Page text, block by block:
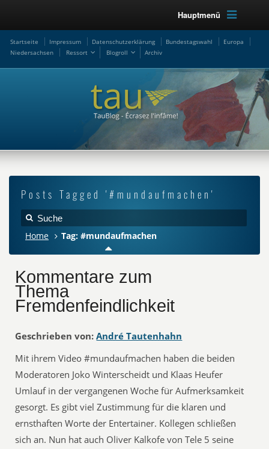
Hauptmenü
Startseite Impressum Datenschutzerklärung Bundestagswahl
Europa
Niedersachsen
Ressort Blogroll Archiv
Posts Tagged '#mundaufmachen'
Home Tag: #mundaufmachen
Kommentare zum
Thema
Fremdenfeindlichkeit
Geschrieben von: André Tautenhahn
Mit ihrem Video #mundaufmachen haben die beiden
Moderatoren Joko Winterscheidt und Klaas Heufer
Umlauf in der vergangenen Woche für Aufmerksamkeit
gesorgt. Es gibt viel Zustimmung für die klaren und
ernsthaften Worte der Entertainer. Kollegen schließen
sich an. Nun hat auch Oliver Kalkofe von Tele 5 seine